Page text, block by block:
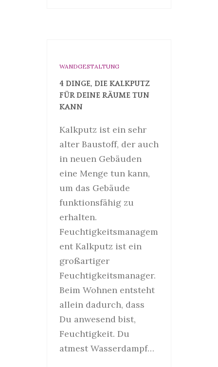
WANDGESTALTUNG
4 DINGE, DIE KALKPUTZ
FÜR DEINE RÄUME TUN
KANN
Kalkputz ist ein sehr
alter Baustoff, der auch
in neuen Gebäuden
eine Menge tun kann,
um das Gebäude
funktionsfähig zu
erhalten.
Feuchtigkeitsmanagem
ent Kalkputz ist ein
großartiger
Feuchtigkeitsmanager.
Beim Wohnen entsteht
allein dadurch, dass
Du anwesend bist,
Feuchtigkeit. Du
atmest Wasserdampf…